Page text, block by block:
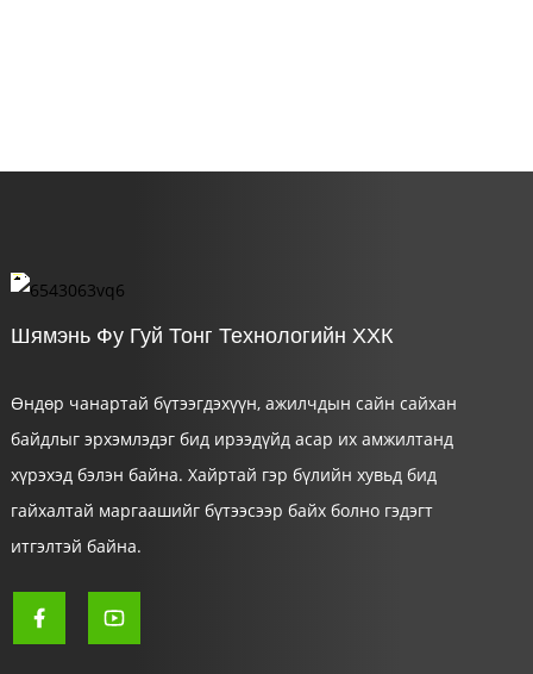
Шямэнь Фу Гуй Тонг Технологийн ХХК
Өндөр чанартай бүтээгдэхүүн, ажилчдын сайн сайхан
байдлыг эрхэмлэдэг бид ирээдүйд асар их амжилтанд
хүрэхэд бэлэн байна. Хайртай гэр бүлийн хувьд бид
гайхалтай маргаашийг бүтээсээр байх болно гэдэгт
итгэлтэй байна.